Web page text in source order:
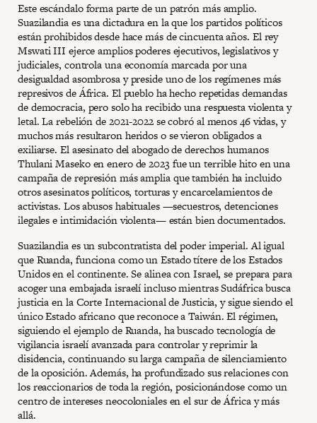
Este escándalo forma parte de un patrón más amplio.
Suazilandia es una dictadura en la que los partidos políticos
están prohibidos desde hace más de cincuenta años. El rey
Mswati III ejerce amplios poderes ejecutivos, legislativos y
judiciales, controla una economía marcada por una
desigualdad asombrosa y preside uno de los regímenes más
represivos de África. El pueblo ha hecho repetidas demandas
de democracia, pero solo ha recibido una respuesta violenta y
letal. La rebelión de 2021-2022 se cobró al menos 46 vidas, y
muchos más resultaron heridos o se vieron obligados a
exiliarse. El asesinato del abogado de derechos humanos
Thulani Maseko en enero de 2023 fue un terrible hito en una
campaña de represión más amplia que también ha incluido
otros asesinatos políticos, torturas y encarcelamientos de
activistas. Los abusos habituales —secuestros, detenciones
ilegales e intimidación violenta— están bien documentados.
Suazilandia es un subcontratista del poder imperial. Al igual
que Ruanda, funciona como un Estado títere de los Estados
Unidos en el continente. Se alinea con Israel, se prepara para
acoger una embajada israelí incluso mientras Sudáfrica busca
justicia en la Corte Internacional de Justicia, y sigue siendo el
único Estado africano que reconoce a Taiwán. El régimen,
siguiendo el ejemplo de Ruanda, ha buscado tecnología de
vigilancia israelí avanzada para controlar y reprimir la
disidencia, continuando su larga campaña de silenciamiento
de la oposición. Además, ha profundizado sus relaciones con
los reaccionarios de toda la región, posicionándose como un
centro de intereses neocoloniales en el sur de África y más
allá.